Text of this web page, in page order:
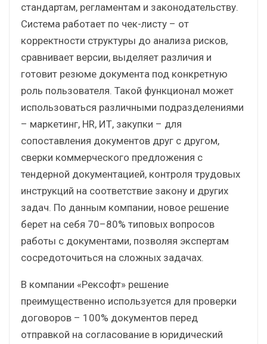
стандартам, регламентам и законодательству.
Система работает по чек-листу – от
корректности структуры до анализа рисков,
сравнивает версии, выделяет различия и
готовит резюме документа под конкретную
роль пользователя. Такой функционал может
использоваться различными подразделениями
– маркетинг, HR, ИТ, закупки – для
сопоставления документов друг с другом,
сверки коммерческого предложения с
тендерной документацией, контроля трудовых
инструкций на соответствие закону и других
задач. По данным компании, новое решение
берет на себя 70–80% типовых вопросов
работы с документами, позволяя экспертам
сосредоточиться на сложных задачах.
В компании «Рексофт» решение
преимущественно используется для проверки
договоров – 100% документов перед
отправкой на согласование в юридический